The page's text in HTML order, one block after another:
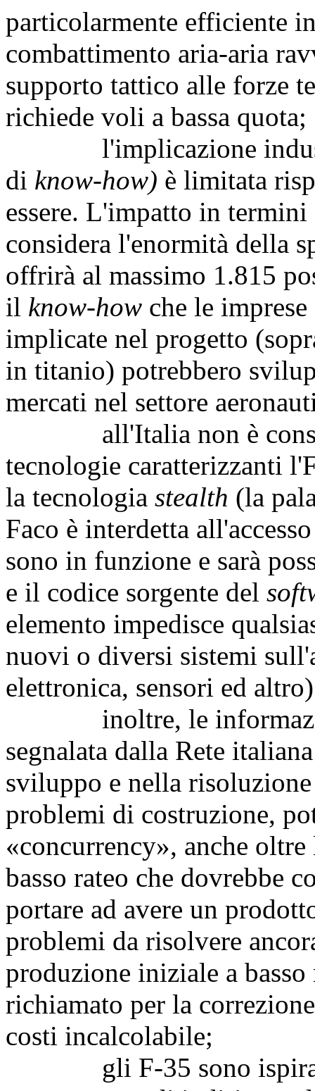
particolarmente efficiente
combattimento aria-aria
supporto tattico alle forze
richiede voli a bassa quota;
l'implicazione
di know-how) è limitata
essere. L'impatto in
considera l'enormità della
offrirà al massimo 1.815
il know-how che le
implicate nel progetto
in titanio) potrebbero
mercati nel settore
all'Italia non è
tecnologie caratterizzanti
la tecnologia stealth (la
Faco è interdetta
sono in funzione e sarà
e il codice sorgente del
elemento impedisce
nuovi o diversi sistemi
elettronica, sensori ed
inoltre, le
segnalata dalla Rete
sviluppo e nella
problemi di costruzione,
«concurrency», anche
basso rateo che dovrebbe
portare ad avere un
problemi da risolvere
produzione iniziale a basso
richiamato per la
costi incalcolabile;
gli F-35 sono ispirati